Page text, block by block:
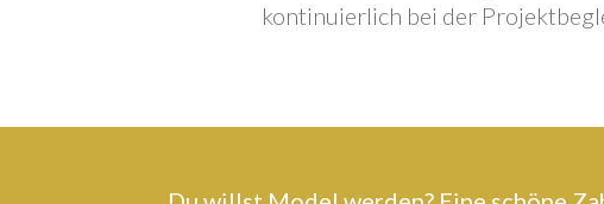
kontinuierlich bei der